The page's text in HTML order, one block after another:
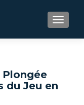
MENU
Plongée
du Jeu en